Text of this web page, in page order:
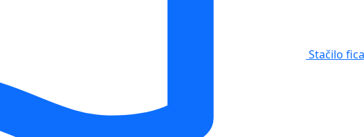
Stačilo fica